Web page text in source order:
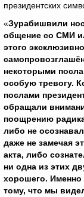
президентских
«Зурабишвили
общение со СМИ
этого
некоторыми
особую тревогу.
послами
обращали
поощрению
либо не
даже не замечая
акта, либо
ни одна из этих
хорошего. Именно
тому, что мы